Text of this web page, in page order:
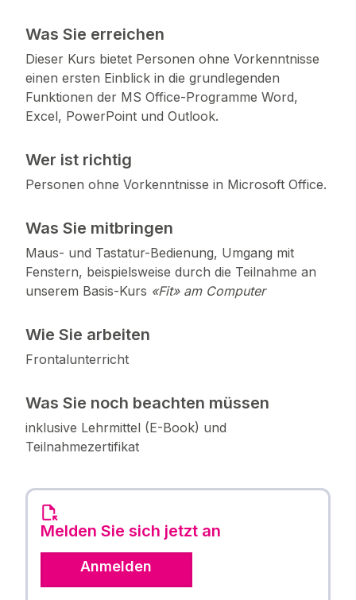
Was Sie erreichen
Dieser Kurs bietet Personen ohne Vorkenntnisse
einen ersten Einblick in die grundlegenden
Funktionen der MS Office-Programme Word,
Excel, PowerPoint und Outlook.
Wer ist richtig
Personen ohne Vorkenntnisse in Microsoft Office.
Was Sie mitbringen
Maus- und Tastatur-Bedienung, Umgang mit
Fenstern, beispielsweise durch die Teilnahme an
unserem Basis-Kurs «Fit» am Computer
Wie Sie arbeiten
Frontalunterricht
Was Sie noch beachten müssen
inklusive Lehrmittel (E-Book) und
Teilnahmezertifikat
Melden Sie sich jetzt an
Anmelden